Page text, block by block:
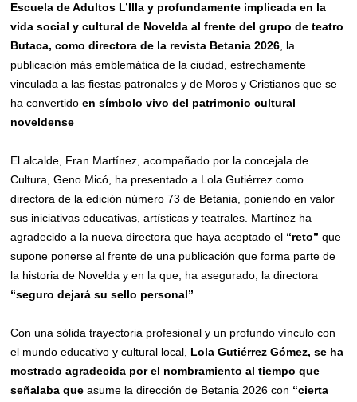
Escuela de Adultos L’Illa y profundamente implicada en la
vida social y cultural de Noveldaal frente del grupo de teatro
Butaca, como directora de la revista Betania 2026 , la
publicación más emblemática de la ciudad, estrechamente
vinculada a las fiestas patronales y de Moros y Cristianos que se
ha convertido en símbolo vivo del patrimonio cultural
noveldense
El alcalde, Fran Martínez, acompañado por la concejala de
Cultura, Geno Micó, ha presentado a Lola Gutiérrez como
directora de la edición número 73 de Betania, poniendo en valor
sus iniciativas educativas, artísticas y teatrales. Martínez ha
agradecido a la nueva directora que haya aceptado el “reto” que
supone ponerse al frente de una publicación que forma parte de
la historia de Novelda y en la que, ha asegurado, la directora
“segurodejará su sello personal”
Con una sólida trayectoria profesional y un profundo vínculo con
el mundo educativo y cultural local, Lola Gutiérrez Gómez,se ha
mostrado agradecida por el nombramiento al tiempo que
señalaba que asume la dirección de Betania 2026 con “cierta